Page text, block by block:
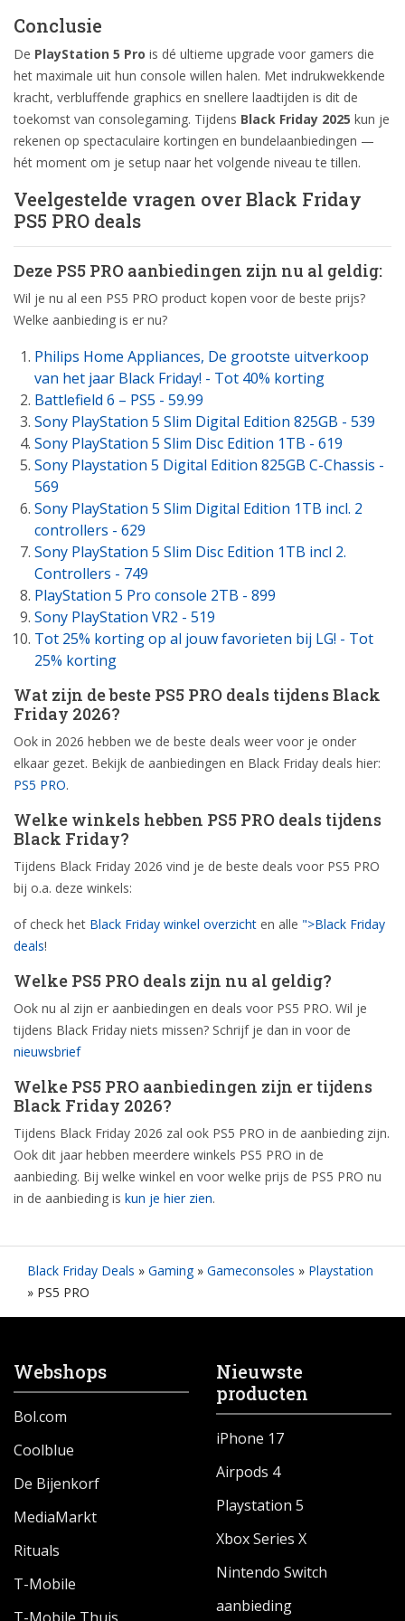
Conclusie
De PlayStation 5 Pro is dé ultieme upgrade voor gamers die
het maximale uit hun console willen halen. Met indrukwekkende
kracht, verbluffende graphics en snellere laadtijden is dit de
toekomst van consolegaming. Tijdens Black Friday 2025 kun je
rekenen op spectaculaire kortingen en bundelaanbiedingen —
hét moment om je setup naar het volgende niveau te tillen.
Veelgestelde vragen over Black Friday
PS5 PRO deals
Deze PS5 PRO aanbiedingen zijn nu al geldig:
Wil je nu al een PS5 PRO product kopen voor de beste prijs?
Welke aanbieding is er nu?
Philips Home Appliances, De grootste uitverkoop
van het jaar Black Friday! - Tot 40% korting
Battlefield 6 – PS5 - 59.99
Sony PlayStation 5 Slim Digital Edition 825GB - 539
Sony PlayStation 5 Slim Disc Edition 1TB - 619
Sony Playstation 5 Digital Edition 825GB C-Chassis -
569
Sony PlayStation 5 Slim Digital Edition 1TB incl. 2
controllers - 629
Sony PlayStation 5 Slim Disc Edition 1TB incl 2.
Controllers - 749
PlayStation 5 Pro console 2TB - 899
Sony PlayStation VR2 - 519
Tot 25% korting op al jouw favorieten bij LG! - Tot
25% korting
Wat zijn de beste PS5 PRO deals tijdens Black
Friday 2026?
Ook in 2026 hebben we de beste deals weer voor je onder
elkaar gezet. Bekijk de aanbiedingen en Black Friday deals hier:
PS5 PRO.
Welke winkels hebben PS5 PRO deals tijdens
Black Friday?
Tijdens Black Friday 2026 vind je de beste deals voor PS5 PRO
bij o.a. deze winkels:
of check het Black Friday winkel overzicht en alle ">Black Friday
deals!
Welke PS5 PRO deals zijn nu al geldig?
Ook nu al zijn er aanbiedingen en deals voor PS5 PRO. Wil je
tijdens Black Friday niets missen? Schrijf je dan in voor de
nieuwsbrief
Welke PS5 PRO aanbiedingen zijn er tijdens
Black Friday 2026?
Tijdens Black Friday 2026 zal ook PS5 PRO in de aanbieding zijn.
Ook dit jaar hebben meerdere winkels PS5 PRO in de
aanbieding. Bij welke winkel en voor welke prijs de PS5 PRO nu
in de aanbieding is kun je hier zien.
Black Friday Deals » Gaming» Gameconsoles » Playstation
» PS5 PRO
Webshops
Bol.com
Coolblue
De Bijenkorf
MediaMarkt
Rituals
T-Mobile
Nieuwste
producten
iPhone 17
Airpods 4
Playstation 5
Xbox Series X
Nintendo Switch
aanbieding